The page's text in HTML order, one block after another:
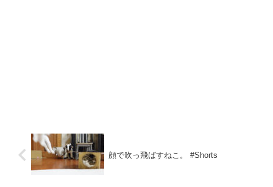
顔で吹っ飛ばすねこ。 #Shorts